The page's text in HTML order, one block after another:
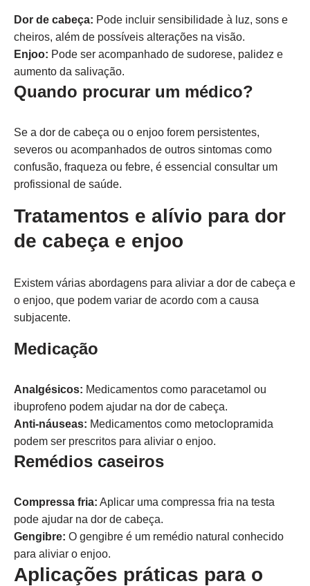
Dor de cabeça: Pode incluir sensibilidade à luz, sons e
cheiros, além de possíveis alterações na visão.
Enjoo: Pode ser acompanhado de sudorese, palidez e
aumento da salivação.
Quando procurar um médico?
Se a dor de cabeça ou o enjoo forem persistentes,
severos ou acompanhados de outros sintomas como
confusão, fraqueza ou febre, é essencial consultar um
profissional de saúde.
Tratamentos e alívio para dor
de cabeça e enjoo
Existem várias abordagens para aliviar a dor de cabeça e
o enjoo, que podem variar de acordo com a causa
subjacente.
Medicação
Analgésicos: Medicamentos como paracetamol ou
ibuprofeno podem ajudar na dor de cabeça.
Anti-náuseas: Medicamentos como metoclopramida
podem ser prescritos para aliviar o enjoo.
Remédios caseiros
Compressa fria: Aplicar uma compressa fria na testa
pode ajudar na dor de cabeça.
Gengibre: O gengibre é um remédio natural conhecido
para aliviar o enjoo.
Aplicações práticas para o